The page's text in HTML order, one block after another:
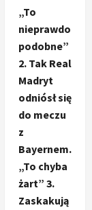
„To
nieprawdo
podobne”
2. Tak Real
Madryt
odniósł się
do meczu
z
Bayernem.
„To chyba
żart” 3.
Zaskakują